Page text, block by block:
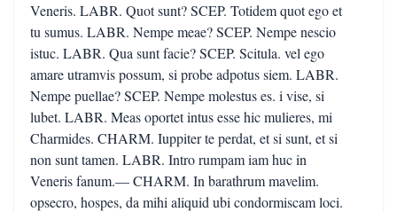
Veneris. LABR. Quot sunt? SCEP. Totidem quot ego et
tu sumus. LABR. Nempe meae? SCEP. Nempe nescio
istuc. LABR. Qua sunt facie? SCEP. Scitula. vel ego
amare utramvis possum, si probe adpotus siem. LABR.
Nempe puellae? SCEP. Nempe molestus es. i vise, si
lubet. LABR. Meas oportet intus esse hic mulieres, mi
Charmides. CHARM. Iuppiter te perdat, et si sunt, et si
non sunt tamen. LABR. Intro rumpam iam huc in
Veneris fanum.— CHARM. In barathrum mavelim.
opsecro, hospes, da mihi aliquid ubi condormiscam loci.